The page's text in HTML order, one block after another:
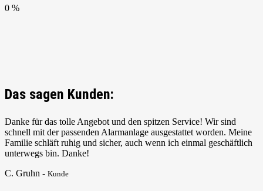
0 %
Das sagen Kunden:
Danke für das tolle Angebot und den spitzen Service! Wir sind
schnell mit der passenden Alarmanlage ausgestattet worden. Meine
Familie schläft ruhig und sicher, auch wenn ich einmal geschäftlich
unterwegs bin. Danke!
C. Gruhn - Kunde